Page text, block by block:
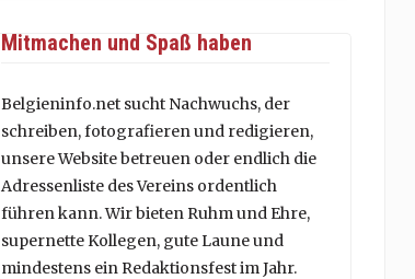
Mitmachen und Spaß haben
Belgieninfo.net sucht Nachwuchs, der
schreiben, fotografieren und redigieren,
unsere Website betreuen oder endlich die
Adressenliste des Vereins ordentlich
führen kann. Wir bieten Ruhm und Ehre,
supernette Kollegen, gute Laune und
mindestens ein Redaktionsfest im Jahr.